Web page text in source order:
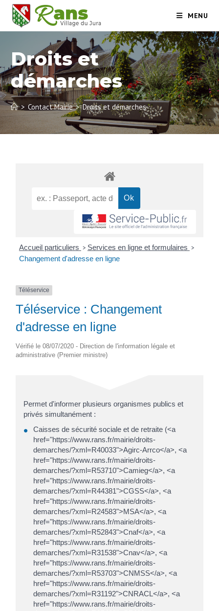
MENU
Droits et
démarches
> Contact Mairie > Droits et démarches
Accueil particuliers > Services en ligne et formulaires >
Changement d'adresse en ligne
Téléservice
Téléservice : Changement
d'adresse en ligne
Vérifié le 08/07/2020 - Direction de l'information légale et
administrative (Premier ministre)
Permet d'informer plusieurs organismes publics et
privés simultanément :
Caisses de sécurité sociale et de retraite (<a
href="https://www.rans.fr/mairie/droits-
demarches/?xml=R40033">Agirc-Arrco</a>, <a
href="https://www.rans.fr/mairie/droits-
demarches/?xml=R53710">Camieg</a>, <a
href="https://www.rans.fr/mairie/droits-
demarches/?xml=R44381">CGSS</a>, <a
href="https://www.rans.fr/mairie/droits-
demarches/?xml=R24583">MSA</a>, <a
href="https://www.rans.fr/mairie/droits-
demarches/?xml=R52843">Cnaf</a>, <a
href="https://www.rans.fr/mairie/droits-
demarches/?xml=R31538">Cnav</a>, <a
href="https://www.rans.fr/mairie/droits-
demarches/?xml=R53703">CNMSS</a>, <a
href="https://www.rans.fr/mairie/droits-
demarches/?xml=R31192">CNRACL</a>, <a
href="https://www.rans.fr/mairie/droits-